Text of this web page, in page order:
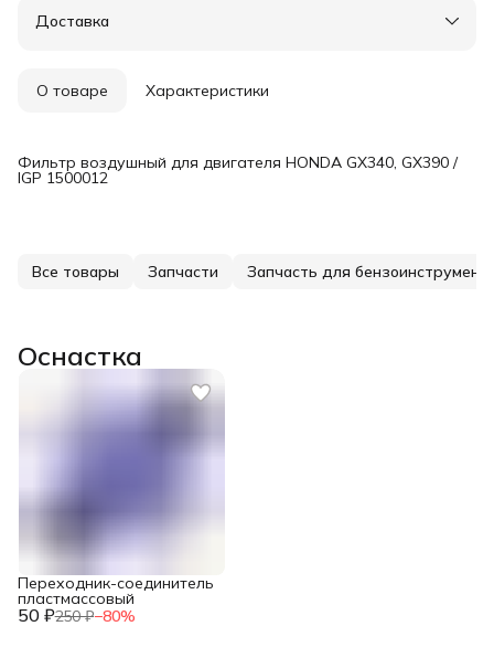
Удобный возврат
Доставка
О товаре Характеристики
Фильтр воздушный для двигателя HONDA GX340, GX390 /
IGP 1500012
Все товары Запчасти Запчасть для
Оснастка
50 ₽250 ₽−80%
Переходник-соединитель
пластмассовый